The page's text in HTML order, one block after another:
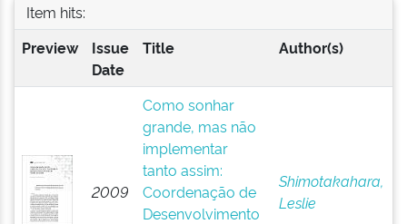
Item hits:
Preview
Issue
Date
Title Author(s)
2009
Como sonhar
grande, mas não
implementar
tanto assim:
Coordenação de
Desenvolvimento
Shimotakahara,
Leslie